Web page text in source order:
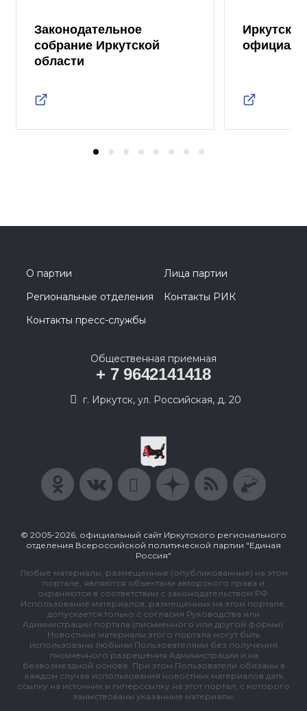
Законодательное
собрание Иркутской
области
О партии
Лица партии
Региональные отделения
Контакты РИК
Контакты пресс-службы
Общественная приемная
+ 7 9642141418
г. Иркутск, ул. Российская, д. 20
© 2005-2026, официальный сайт Иркутского регионального
отделения Всероссийской политической партии "Единая
Россия"
Любые материалы, размещенные (опубликованные) на этом
портале, являются объектами авторского права и
охраняются в соответствии с законодательством РФ.
Использование материалов, размещенных на этом портале,
допускается только с согласия Руководства или
Администрации портала (письменного или другой формы).
Новостные материалы этого портала могут быть
использованы любыми Пользователями без получения
письменного разрешения Администрации и на
безвозмездной основе. При этом Пользователи обязаны в
каждом случае использования новостных материалов дать
ссылку на источник и гиперссылку на этот портал, с которого
заимствованы указанные материалы.